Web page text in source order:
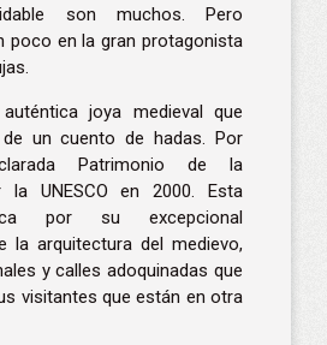
son muchos. Pero
poco en la gran protagonista
joya medieval que
un cuento de hadas. Por
Patrimonio de la
la UNESCO en 2000. Esta
por su excepcional
la arquitectura del medievo,
y calles adoquinadas que
visitantes que están en otra